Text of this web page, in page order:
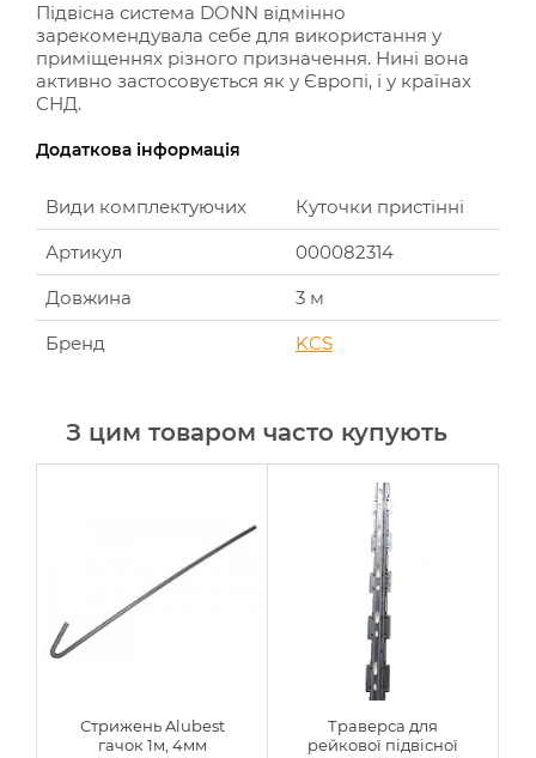
Підвісна система DONN відмінно
зарекомендувала себе для використання у
приміщеннях різного призначення. Нині вона
активно застосовується як у Європі, і у країнах
СНД.
Додаткова інформація
Види комплектуючих
Куточки пристінні
Артикул
000082314
Довжина
3 м
Бренд
KCS
З цим товаром часто купують
Стрижень Alubest
гачок 1м, 4мм
Траверса для
рейкової підвісної